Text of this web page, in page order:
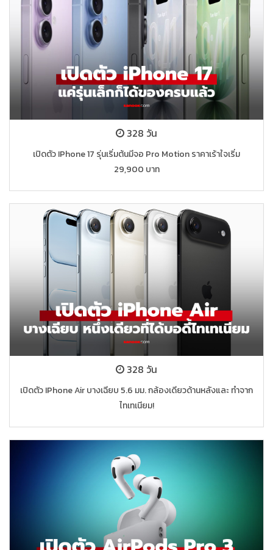
328 วัน
เปิดตัว IPhone 17 รุ่นเริ่มต้นมีจอ Pro Motion ราคาเร้าใจเริ่ม
29,900 บาท
328 วัน
เปิดตัว IPhone Air บางเฉียบ 5.6 มม. กล้องเดียวด้านหลังและ ทำจาก
ไทเทเนียม!